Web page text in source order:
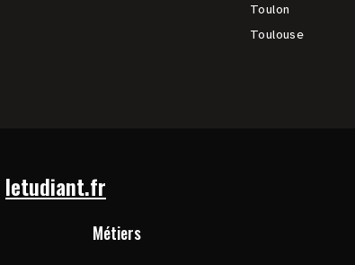
Toulon
Toulouse
letudiant.fr
Métiers